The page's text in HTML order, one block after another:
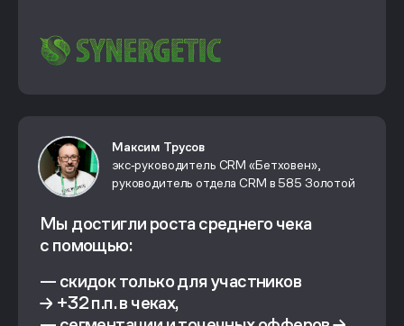
Максим Трусов
экс‑руководитель CRM «Бетховен»,
руководитель отдела CRM в 585 Золотой
Мы достигли роста среднего чека
с помощью:
— скидок только для участников
→ +32 п.п. в чеках,